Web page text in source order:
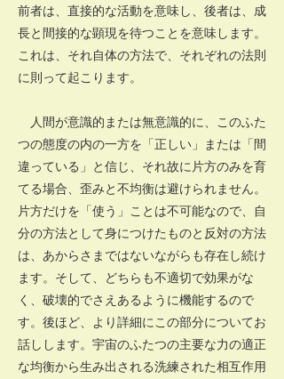
前者は、直接的な活動を意味し、後者は、成
長と間接的な顕現を待つことを意味します。
これは、それ自体の方法で、それぞれの法則
に則って起こります。
人間が意識的または無意識的に、このふた
つの態度の内の一方を「正しい」または「間
違っている」と信じ、それ故に片方のみを育
てる場合、歪みと不均衡は避けられません。
片方だけを「使う」ことは不可能なので、自
分の方法として身につけたものと反対の方法
は、あからさまではないながらも存在し続け
ます。そして、どちらも不適切で効果がな
く、破壊的でさえあるように機能するので
す。後ほど、より詳細にこの部分についてお
話しします。宇宙のふたつの主要な力の適正
な均衡から生み出される洗練された相互作用